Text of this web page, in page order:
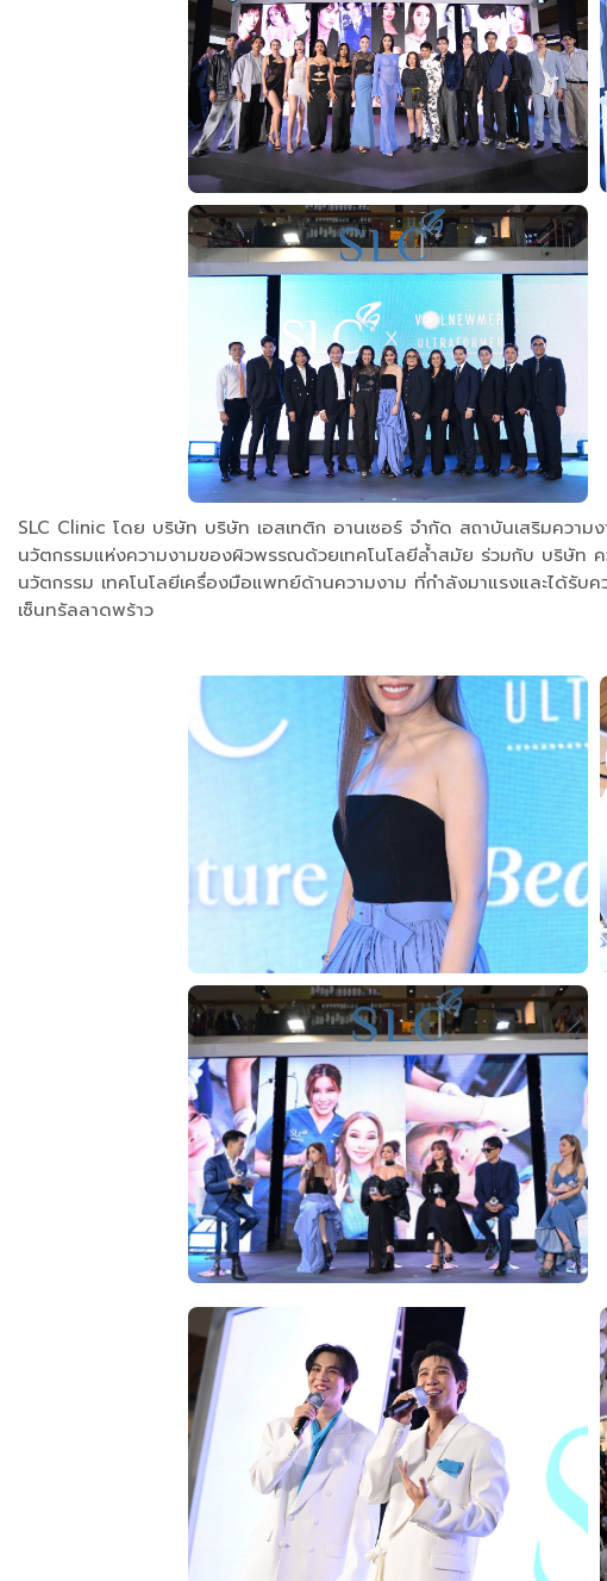
SLC Clinic โดย บริษัท บริษัท เอสเทติก อานเซอร์ จำกัด สถาบันเสริมควา
นวัตกรรมแห่งความงามของผิวพรรณด้วยเทคโนโลยีล้ำสมัย ร่วมกับ บริษัท
นวัตกรรม เทคโนโลยีเครื่องมือแพทย์ด้านความงาม ที่กำลังมาแรงและได้
เซ็นทรัลลาดพร้าว